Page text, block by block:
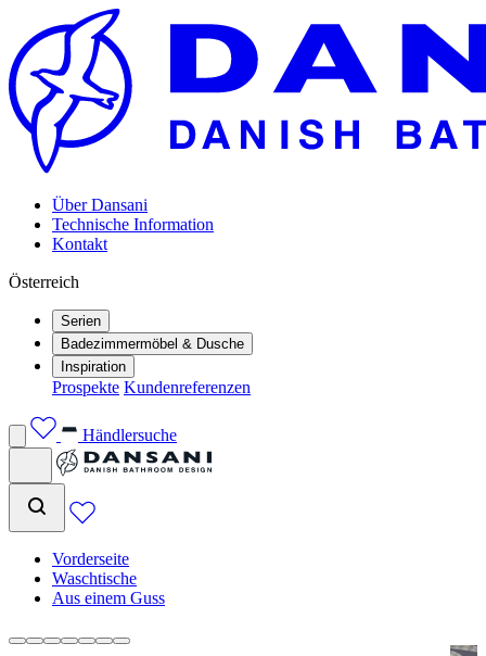
Über Dansani
Technische Information
Kontakt
Österreich
Serien
Badezimmermöbel & Dusche
Inspiration
Prospekte Kundenreferenzen
Händlersuche
Vorderseite
Waschtische
Aus einem Guss